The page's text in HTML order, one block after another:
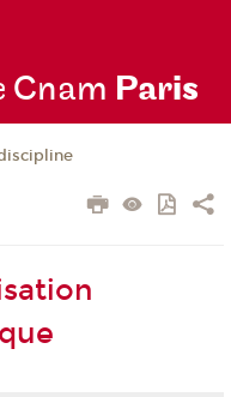
Cnam Paris